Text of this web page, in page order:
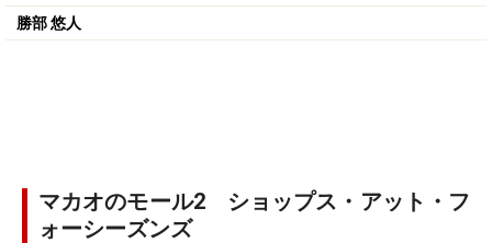
勝部 悠人
マカオのモール2 ショップス・アット・フ
ォーシーズンズ